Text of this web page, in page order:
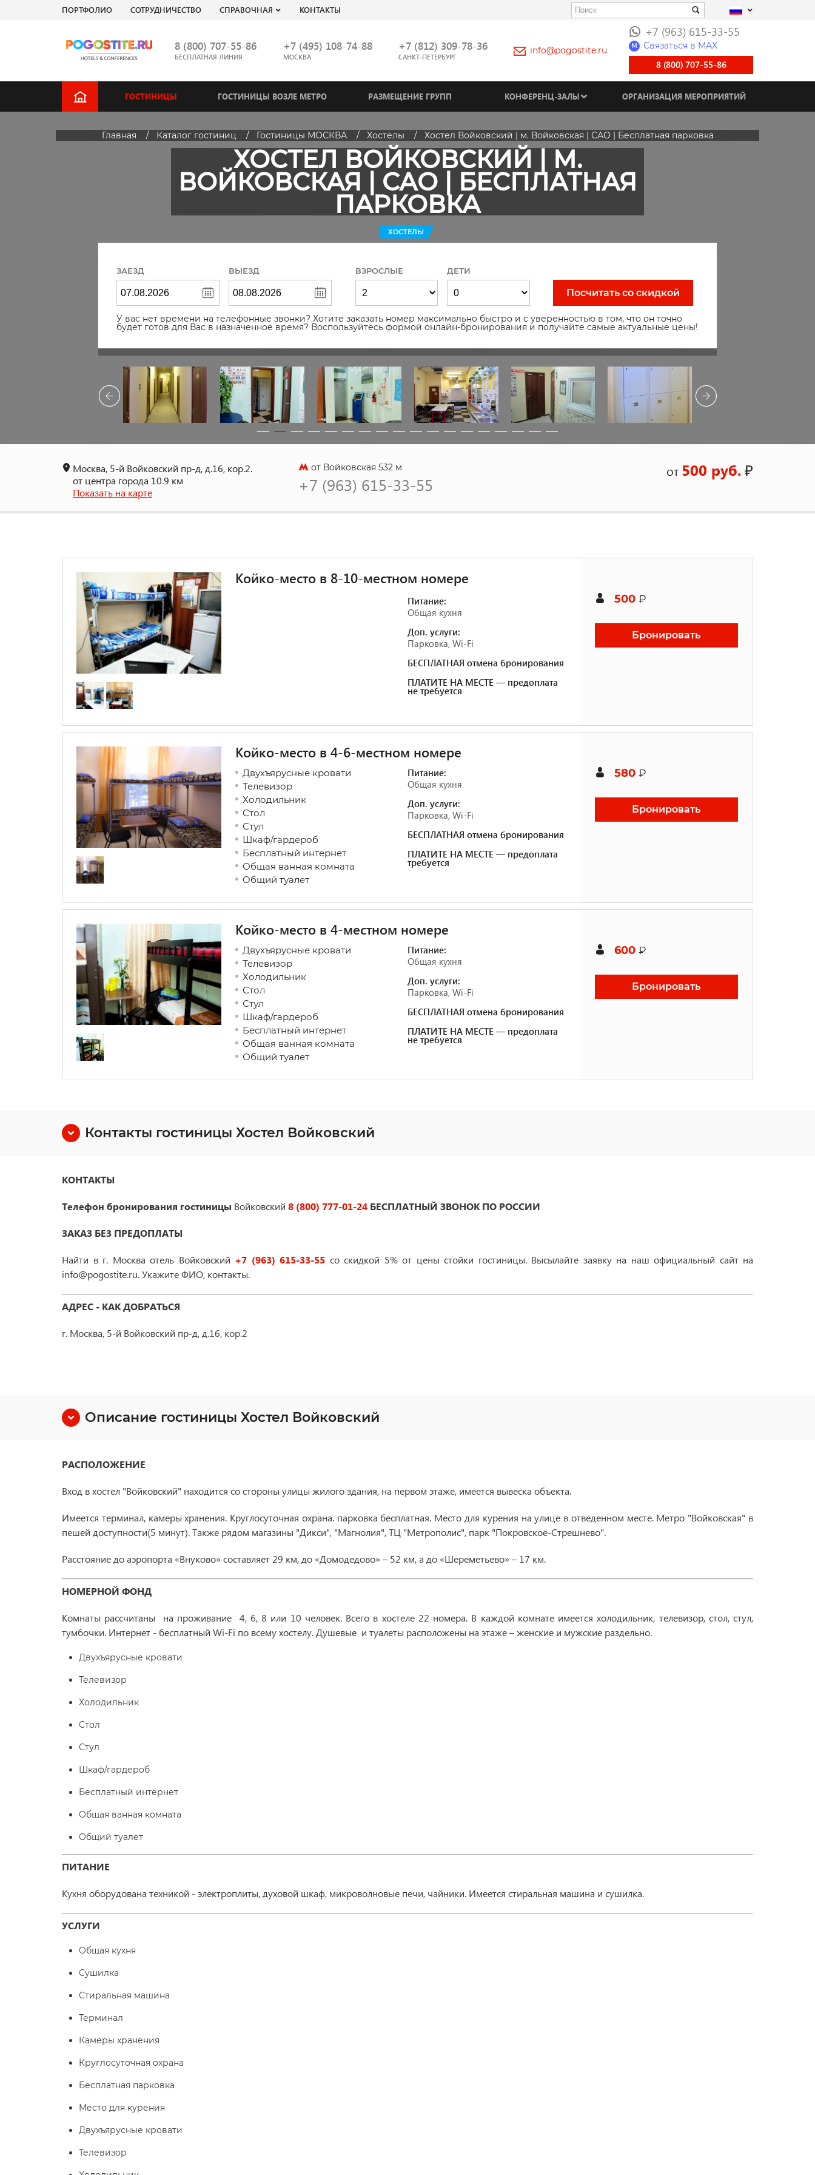
ПОРТФОЛИО СОТРУДНИЧЕСТВО СПРАВОЧНАЯ КОНТАКТЫ
8 (800) 707-55-86
БЕСПЛАТНАЯ ЛИНИЯ
+7 (495) 108-74-88
МОСКВА
+7 (812) 309-78-36
САНКТ-ПЕТЕРБУРГ
info@pogostite.ru
+7 (963) 615-33-55
M Связаться в МАХ
8 (800) 707-55-86
ГОСТИНИЦЫ ГОСТИНИЦЫ ВОЗЛЕ МЕТРО РАЗМЕЩЕНИЕ ГРУПП КОНФЕРЕНЦ-ЗАЛЫ ОРГАНИЗАЦИЯ МЕРОПРИЯТИЙ
Главная Каталог гостиниц Гостиницы МОСКВА Хостелы Хостел Войковский | м. Войковская | САО | Бесплатная парковка
ХОСТЕЛ ВОЙКОВСКИЙ | М.
ВОЙКОВСКАЯ | САО | БЕСПЛАТНАЯ
ПАРКОВКА
ХОСТЕЛЫ
ЗАЕЗД ВЫЕЗД ВЗРОСЛЫЕ ДЕТИ
Посчитать со скидкой
У вас нет времени на телефонные звонки? Хотите заказать номер максимально быстро и с уверенностью в том, что он точно
будет готов для Вас в назначенное время? Воспользуйтесь формой онлайн-бронирования и получайте самые актуальные цены!
Москва, 5-й Войковский пр-д, д.16, кор.2.
от центра города 10.9 км
Показать на карте
от Войковская 532 м
+7 (963) 615-33-55
от 500 руб.₽
Койко-место в 8-10-местном номере
Питание:
Общая кухня
Доп. услуги:
Парковка, Wi-Fi
БЕСПЛАТНАЯ отмена бронирования
ПЛАТИТЕ НА МЕСТЕ — предоплата
не требуется
500 ₽
Бронировать
Койко-место в 4-6-местном номере
Двухъярусные кровати
Телевизор
Холодильник
Стол
Стул
Шкаф/гардероб
Бесплатный интернет
Общая ванная комната
Общий туалет
Питание:
Общая кухня
Доп. услуги:
Парковка, Wi-Fi
БЕСПЛАТНАЯ отмена бронирования
ПЛАТИТЕ НА МЕСТЕ — предоплата
требуется
580 ₽
Бронировать
Койко-место в 4-местном номере
Двухъярусные кровати
Телевизор
Холодильник
Стол
Стул
Шкаф/гардероб
Бесплатный интернет
Общая ванная комната
Общий туалет
Питание:
Общая кухня
Доп. услуги:
Парковка, Wi-Fi
БЕСПЛАТНАЯ отмена бронирования
ПЛАТИТЕ НА МЕСТЕ — предоплата
не требуется
600 ₽
Бронировать
Контакты гостиницы Хостел Войковский
КОНТАКТЫ
Телефон бронирования гостиницы Войковский 8 (800) 777-01-24 БЕСПЛАТНЫЙ ЗВОНОК ПО РОССИИ
ЗАКАЗ БЕЗ ПРЕДОПЛАТЫ
Найти в г. Москва отель Войковский +7 (963) 615-33-55 со скидкой 5% от цены стойки гостиницы. Высылайте заявку на наш официальный сайт на
info@pogostite.ru. Укажите ФИО, контакты.
АДРЕС - КАК ДОБРАТЬСЯ
г. Москва, 5-й Войковский пр-д, д.16, кор.2
Описание гостиницы Хостел Войковский
РАСПОЛОЖЕНИЕ
Вход в хостел "Войковский" находится со стороны улицы жилого здания, на первом этаже, имеется вывеска объекта.
Имеется терминал, камеры хранения. Круглосуточная охрана. парковка бесплатная. Место для курения на улице в отведенном месте. Метро "Войковская" в
пешей доступности(5 минут). Также рядом магазины "Дикси", "Магнолия", ТЦ "Метрополис", парк "Покровское-Стрешнево".
Расстояние до аэропорта «Внуково» составляет 29 км, до «Домодедово» – 52 км, а до «Шереметьево» – 17 км.
НОМЕРНОЙ ФОНД
Комнаты рассчитаны на проживание 4, 6, 8 или 10 человек. Всего в хостеле 22 номера. В каждой комнате имеется холодильник, телевизор, стол, стул,
тумбочки. Интернет - бесплатный Wi-Fi по всему хостелу. Душевые и туалеты расположены на этаже – женские и мужские раздельно.
Двухъярусные кровати
Телевизор
Холодильник
Стол
Стул
Шкаф/гардероб
Бесплатный интернет
Общая ванная комната
Общий туалет
ПИТАНИЕ
Кухня оборудована техникой - электроплиты, духовой шкаф, микроволновые печи, чайники. Имеется стиральная машина и сушилка.
УСЛУГИ
Общая кухня
Сушилка
Стиральная машина
Терминал
Камеры хранения
Круглосуточная охрана
Бесплатная парковка
Место для курения
Двухъярусные кровати
Телевизор